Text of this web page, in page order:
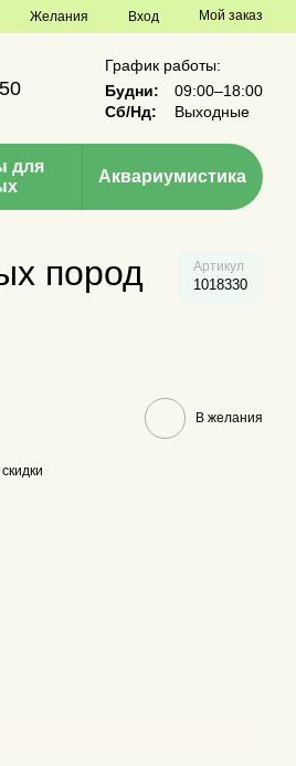
Желания Вход Мой заказ
График работы:
Будни:
09:00–18:00
Сб/Нд:
Выходные
для
Аквариумистика
пород
Артикул
1018330
В желания